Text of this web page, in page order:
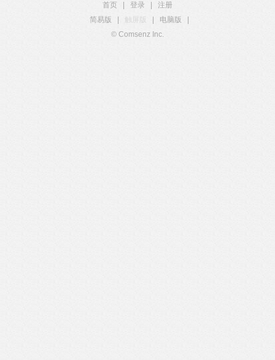
首页 登录
注册
简易版
触屏版 电脑版
© Comsenz Inc.